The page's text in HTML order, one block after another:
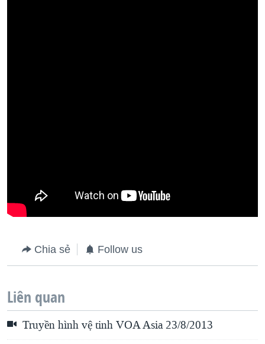
Chia sẻ Follow us
Liên quan
Truyền hình vệ tinh VOA Asia 23/8/2013